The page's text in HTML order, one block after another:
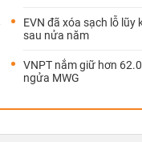
EVN đã xóa sạch lỗ lũy
sau nửa năm
VNPT nắm giữ hơn
ngửa MWG